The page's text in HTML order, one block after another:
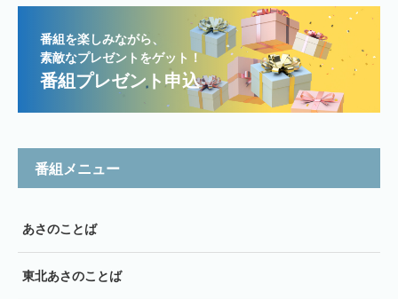
番組を楽しみながら、
素敵なプレゼントをゲット！
番組プレゼント申込
番組メニュー
あさのことば
東北あさのことば